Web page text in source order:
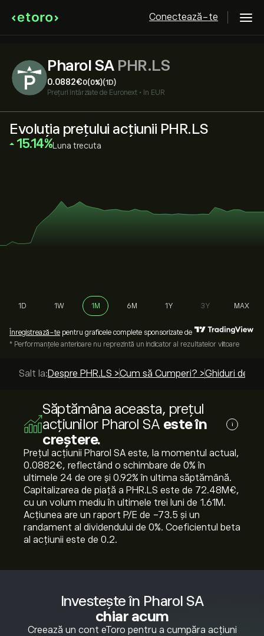
Conectează-te
Pharol SA PHR.LS
0.0882‎€‎0(0%)(1D)
Prețuri întârziate de Euronext • în EUR
Investește în Pharol SA
chiar acum
Creează un cont eToro pentru a cumpăra acțiuni
Evoluția prețului acțiunii PHR.LS
‎15.14‎ Luna trecuta
1D 1W 1M 6M 1Y 3Y MAX
Înregistrează-te pentru graficele complete sponsorizate de
* Performanțele anterioare nu reprezintă un indicator al rezultatelor viitoare
Salt la:Despre PHR.LS >Cum să Cumperi? >Ghiduri de
Săptămâna aceasta, prețul
acțiunilor Pharol SA este în
creștere.
i
Prețul acțiunii Pharol SA este, la momentul actual,
0.0882‎€‎, reflectând o schimbare de ‎0‎% în
ultimele 24 de ore și ‎0.92‎% în ultima săptămână.
Capitalizarea de piață a PHR.LS este de 72.48M‎€‎,
cu un volum mediu în ultimele trei luni de 1.61M.
Acțiunea are un raport P/E de -73.5 și un
randament al dividendului de 0%. Coeficientul beta
al acțiunii este de 0.2.